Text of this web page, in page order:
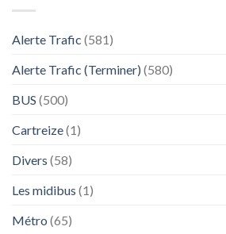
Alerte Trafic (581)
Alerte Trafic (Terminer) (580)
BUS (500)
Cartreize(1)
Divers (58)
Les midibus (1)
Métro (65)